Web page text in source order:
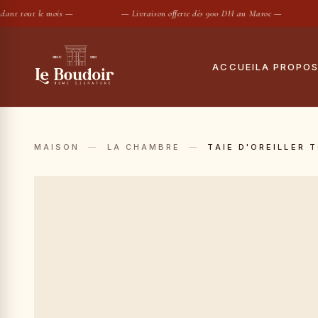
tout le mois — — Livraison offerte dès 900 DH au Maroc —
ACCUEILA PROPOS
Le showroom
MAISON — LA CHAMBRE — TAIE D'OREILLER